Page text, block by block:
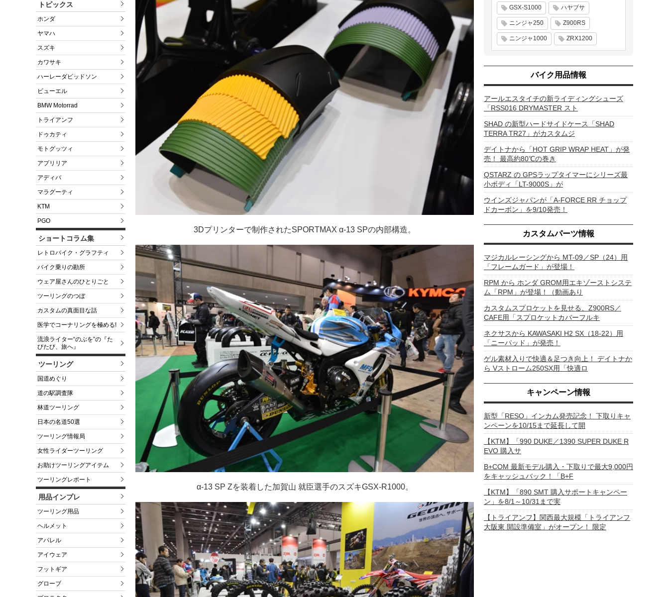
トピックス
ホンダ
ヤマハ
スズキ
カワサキ
ハーレーダビッドソン
ビューエル
BMW Motorrad
トライアンフ
ドゥカティ
モトグッツィ
アプリリア
アディバ
マラグーティ
KTM
PGO
ショートコラム集
レトロバイク・グラフティ
バイク乗りの勘所
ウェア屋さんのひとりごと
ツーリングのつぼ
カスタムの真面目な話
医学でコーナリングを極める!
流浪ライター“のぶを”の『た
びたび、旅へ』
ツーリング
国道めぐり
道の駅調査隊
林道ツーリング
日本の名道50選
ツーリング情報局
女性ライダーツーリング
お助けツーリングアイテム
ツーリングレポート
用品インプレ
ツーリング用品
ヘルメット
アパレル
アイウェア
フットギア
グローブ
3Dプリンターで制作されたSPORTMAX α-13 SPの内部構造。
α-13 SP Zを装着した加賀山 就臣選手のスズキGSX-R1000。
GSX-S1000 ハヤブサ
ニンジャ250 Z900RS
ニンジャ1000 ZRX1200
バイク用品情報
アールエスタイチの新ライディングシューズ
「RSS016 DRYMASTER スト
SHAD の新型ハードサイドケース「SHAD
TERRA TR27」がカスタムジ
デイトナから「HOT GRIP WRAP HEAT」が発
売！ 最高約80℃の巻き
QSTARZ の GPSラップタイマーにシリーズ最
小ボディ「LT-9000S」が
ウインズジャパンが「A-FORCE RR チョップ
ドカーボン」を9/10発売！
カスタムパーツ情報
マジカルレーシングから MT-09／SP（24）用
「フレームガード」が登場！
RPM から ホンダ GROM用エキゾーストシステ
ム「RPM」が登場！（動画あり
カスタムスプロケットを見せる、Z900RS／
CAFE用「スプロケットカバーフルキ
ネクサスから KAWASAKI H2 SX（18-22）用
「ニーパッド」が発売！
ゲル素材入りで快適＆足つき向上！ デイトナか
ら Vストローム250SX用「快適ロ
キャンペーン情報
新型「RESO」インカム発売記念！ 下取りキャ
ンペーンを10/15まで延長して開
【KTM】「990 DUKE／1390 SUPER DUKE R
EVO 購入サ
B+COM 最新モデル購入・下取りで最大9,000円
をキャッシュバック！「B+F
【KTM】「890 SMT 購入サポートキャンペー
ン」を8/1～10/31まで実
【トライアンフ】関西最大規模「トライアンフ
大阪東 開設準備室」がオープン！ 限定